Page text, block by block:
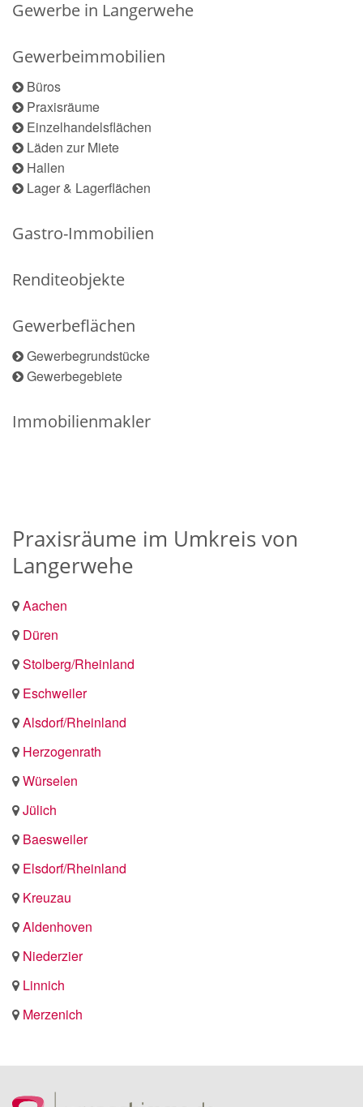
Gewerbe in Langerwehe
Gewerbeimmobilien
Büros
Praxisräume
Einzelhandelsflächen
Läden zur Miete
Hallen
Lager & Lagerflächen
Gastro-Immobilien
Renditeobjekte
Gewerbeflächen
Gewerbegrundstücke
Gewerbegebiete
Immobilienmakler
Praxisräume im Umkreis von
Langerwehe
Aachen
Düren
Stolberg/Rheinland
Eschweiler
Alsdorf/Rheinland
Herzogenrath
Würselen
Jülich
Baesweiler
Elsdorf/Rheinland
Kreuzau
Aldenhoven
Niederzier
Linnich
Merzenich